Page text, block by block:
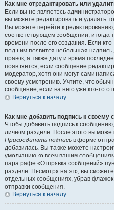
Как мне отредактировать или
Если вы не являетесь
вы можете редактировать и удалять
Вы можете перейти к
соответствующем сообщении, иногда
времени после его создания. Если
под ним появится небольшая
правок, а также дату и время
появляется, если сообщение
модератор, хотя они могут сами
своему усмотрению. Учтите, что
сообщение, если на него уже кто-то
Вернуться к началу
Как мне добавить подпись к своему
Чтобы добавить подпись к
личном разделе. После этого вы
Присоединить подпись в форме
добавилась. Вы также можете
умолчанию ко всем вашим
параграфе «Отправка сообщений»
разделе. Несмотря на это, вы
отдельных сообщениях, убрав флажок
отправки сообщения.
Вернуться к началу